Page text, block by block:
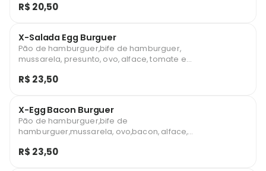
R$ 20,50
X-Salada Egg Burguer
Pão de hamburguer,bife de hamburguer,
mussarela, presunto, ovo, alface, tomate e
R$ 23,50
X-Egg Bacon Burguer
Pão de hamburguer,bife de
hamburguer,mussarela, ovo,bacon, alface,
R$ 23,50